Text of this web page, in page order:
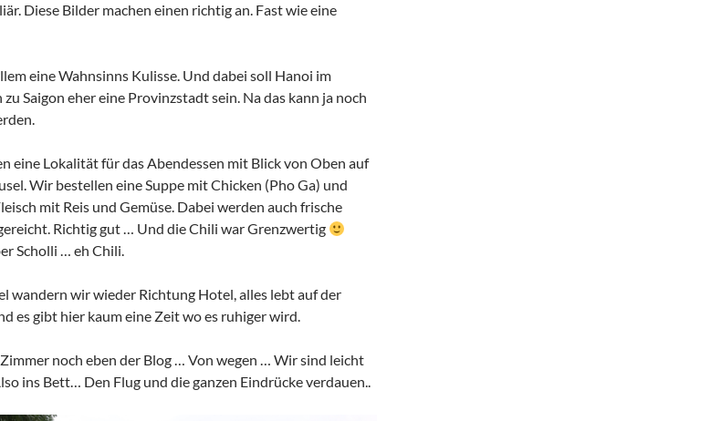
Diese Bilder machen einen richtig an. Fast wie eine
eine Wahnsinns Kulisse. Und dabei soll Hanoi im
zu Saigon eher eine Provinzstadt sein. Na das kann ja noch
eine Lokalität für das Abendessen mit Blick von Oben auf
Wir bestellen eine Suppe mit Chicken (Pho Ga) und
mit Reis und Gemüse. Dabei werden auch frische
Richtig gut … Und die Chili war Grenzwertig
Scholli … eh Chili.
wandern wir wieder Richtung Hotel, alles lebt auf der
es gibt hier kaum eine Zeit wo es ruhiger wird.
noch eben der Blog … Von wegen … Wir sind leicht
ins Bett… Den Flug und die ganzen Eindrücke verdauen..